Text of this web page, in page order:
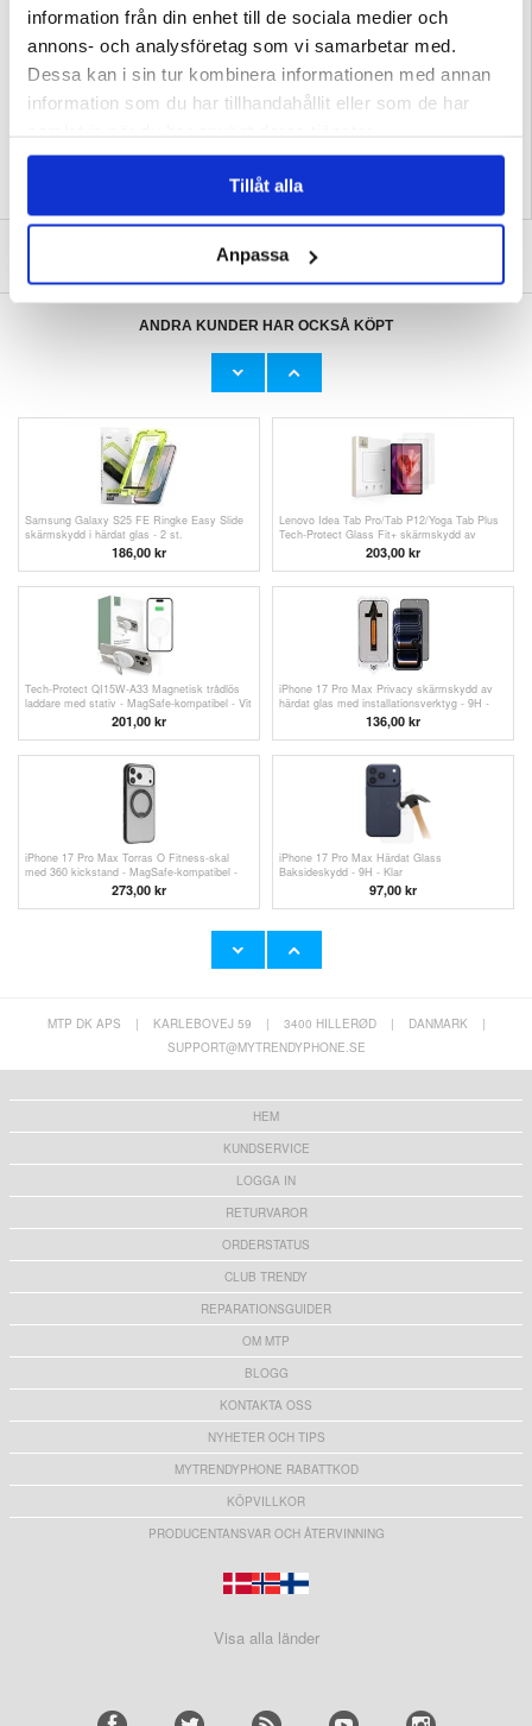
information från din enhet till de sociala medier och
annons- och analysföretag som vi samarbetar med.
Dessa kan i sin tur kombinera informationen med annan
information som du har tillhandahållit eller som de har
Tillåt alla
Anpassa
Kompatibilitet:iPhone 17 Pro Max
Förpackning:Euroblister
EAN: 8800328812345
Relaterade kategorier: Mobiltillbehör ,Skärmskydd och härdat glas ,iPhone
skärmskydd och härdat glas,iPhone 17 Pro Max Skärmskydd
ANDRA KUNDER HAR OCKSÅ KÖPT
iPhone 17 Pro Max Tech-Protect Quick Set+
iPhone 17 Pro Max Karl Lagerfeld Saffiano
Svart
Samsung Galaxy S25 FE Ringke Easy Slide
skärmskydd i härdat glas - 2 st.
186,00 kr
Lenovo Idea Tab Pro/Tab P12/Yoga Tab Plus
Tech-Protect Glass Fit+ skärmskydd av
härdat glas - 2 st. - Klar
203,00 kr
Tech-Protect QI15W-A33 Magnetisk trådlös
laddare med stativ - MagSafe-kompatibel - Vit
201,00 kr
iPhone 17 Pro Max Privacy skärmskydd av
härdat glas med installationsverktyg - 9H -
136,00 kr
iPhone 17 Pro Max Torras O Fitness-skal
med 360 kickstand - MagSafe-kompatibel -
273,00 kr
iPhone 17 Pro Max Härdat Glass
Baksideskydd - 9H - Klar
97,00 kr
MTP DK APS | KARLEBOVEJ 59 | 3400 HILLERØD | DANMARK
|
SUPPORT@MYTRENDYPHONE.SE
HEM
KUNDSERVICE
LOGGA IN
RETURVAROR
ORDERSTATUS
CLUB TRENDY
REPARATIONSGUIDER
OM MTP
BLOGG
KONTAKTA OSS
NYHETER OCH TIPS
MYTRENDYPHONE RABATTKOD
KÖPVILLKOR
PRODUCENTANSVAR OCH ÅTERVINNING
Visa alla länder